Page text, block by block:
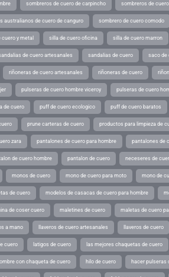
sombreros de cuero de carpincho sombreros de
australianos de cuero de canguro sombrero de cuero comodo
cuero y metal silla de cuero oficina silla de cuero marron
de cuero artesanales sandalias de cuero saco de
riñoneras de cuero artesanales riñoneras de cuero
pulseras de cuero hombre viceroy pulseras de cuero
de cuero puff de cuero ecologico puff de cuero baratos
prune carteras de cuero productos para limpieza de
zara pantalones de cuero para hombre pantalones de
de cuero hombre pantalon de cuero neceseres de
monos de cuero mono de cuero para moto mono de
de cuero modelos de casacas de cuero para hombre
de coser cuero maletines de cuero maletas de cuero
a mano llaveros de cuero artesanales llaveros de cuero
cuero latigos de cuero las mejores chaquetas de cuero
con chaqueta de cuero hilo de cuero hacer pulseras